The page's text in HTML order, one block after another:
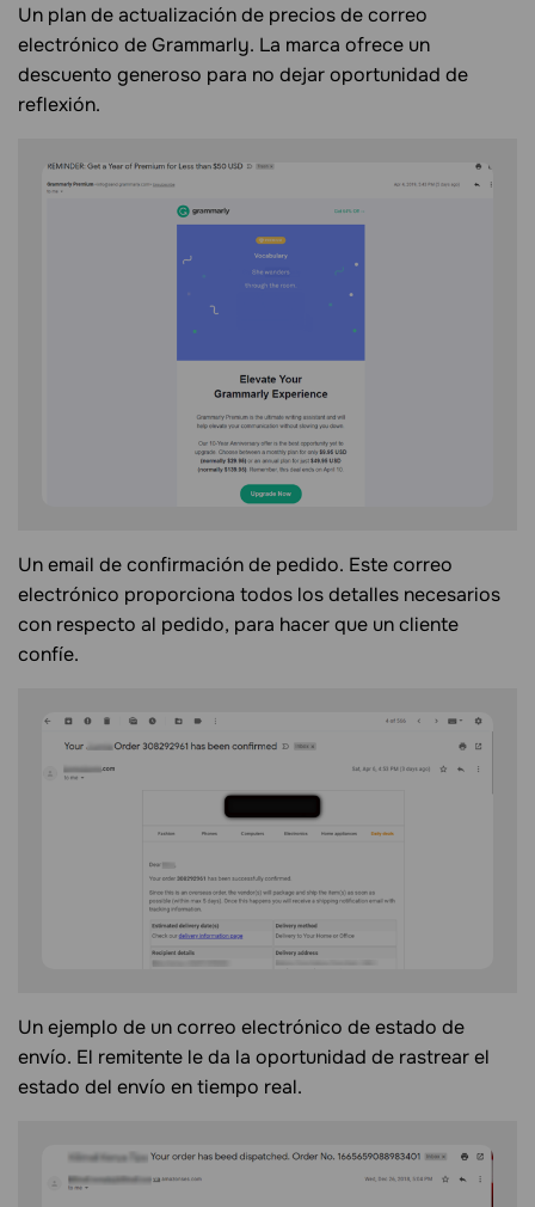
Un plan de actualización de precios de correo
electrónico de Grammarly. La marca ofrece un
descuento generoso para no dejar oportunidad de
reflexión.
Un email de confirmación de pedido. Este correo
electrónico proporciona todos los detalles necesarios
con respecto al pedido, para hacer que un cliente
confíe.
Un ejemplo de un correo electrónico de estado de
envío. El remitente le da la oportunidad de rastrear el
estado del envío en tiempo real.